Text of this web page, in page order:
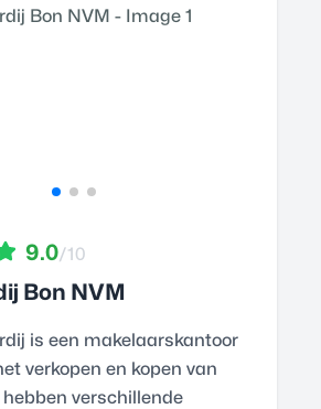
9.0/10
Bon NVM
is een makelaarskantoor
verkopen en kopen van
hebben verschillende